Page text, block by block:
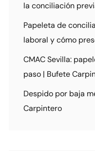
la conciliación
Papeleta de
laboral y cómo
CMAC Sevilla:
paso | Bufete
Despido por baja
Carpintero